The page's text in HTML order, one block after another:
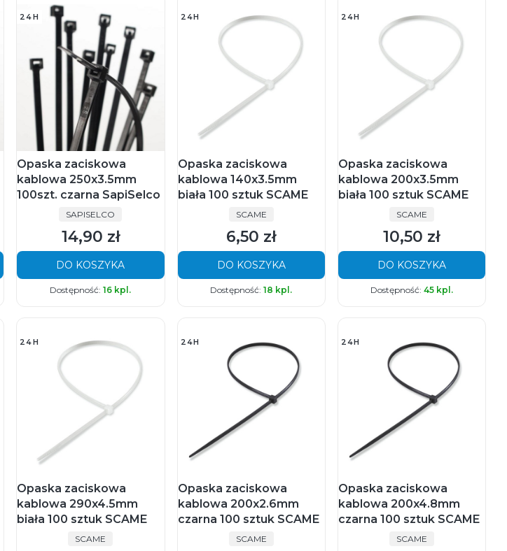
24H
Opaska zaciskowa
kablowa 250x3.5mm
100szt. czarna SapiSelco
PRODUCENT
SAPISELCO
Cena
14,90 zł
DO KOSZYKA
Dostępność:16 kpl.
24H
Opaska zaciskowa
kablowa 140x3.5mm
biała 100 sztuk SCAME
PRODUCENT
SCAME
Cena
6,50 zł
DO KOSZYKA
Dostępność:18 kpl.
24H
Opaska zaciskowa
kablowa 200x3.5mm
biała 100 sztuk SCAME
PRODUCENT
SCAME
Cena
10,50 zł
DO KOSZYKA
Dostępność: 45 kpl.
24H
Opaska zaciskowa
kablowa 290x4.5mm
biała 100 sztuk SCAME
PRODUCENT
SCAME
24H
Opaska zaciskowa
kablowa 200x2.6mm
czarna 100 sztuk SCAME
PRODUCENT
SCAME
24H
Opaska zaciskowa
kablowa 200x4.8mm
czarna 100 sztuk SCAME
PRODUCENT
SCAME